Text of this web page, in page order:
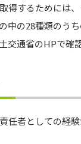
得するためには
中の28種類のう
交通省のHPで確
任者としての経